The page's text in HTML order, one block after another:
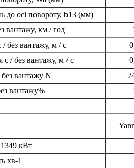
до осі повороту, b13 (мм)
вантажу, км / год
/ без вантажу, м / с
с / без вантажу, м / с
вантажу N
вантажу%
кВт
хв-1